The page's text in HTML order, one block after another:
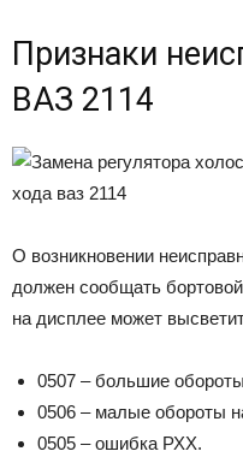
Признаки
ВАЗ 2114
О возникновении
должен сообщать
на дисплее может
0507 – большие
0506 – малые обороты
0505 – ошибка РХХ.